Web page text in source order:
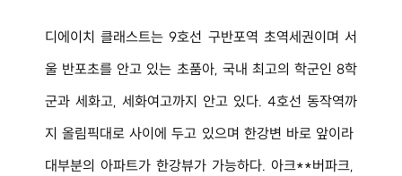
디에이치 클래스트는 9호선 구반포역 초역세권이며 서
울 반포초를 안고 있는 초품아, 국내 최고의 학군인 8학
군과 세화고, 세화여고까지 안고 있다. 4호선 동작역까
지 올림픽대로 사이에 두고 있으며 한강변 바로 앞이라
대부분의 아파트가 한강뷰가 가능하다. 아크**버파크,